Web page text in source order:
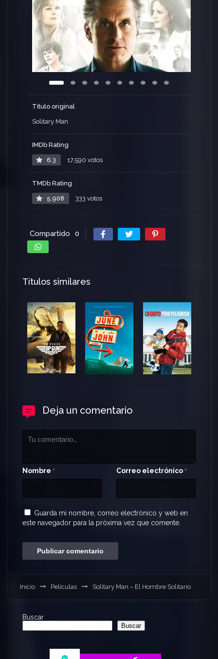
Título original
Solitary Man
IMDb Rating
6.3 17,590 votos
TMDb Rating
5.908 333 votos
Compartido 0
Títulos similares
Deja un comentario
Nombre * Correo electrónico *
Guarda mi nombre, correo electrónico y web en
este navegador para la próxima vez que comente.
Inicio Películas Solitary Man – El Hombre Solitario
Buscar
Buscar